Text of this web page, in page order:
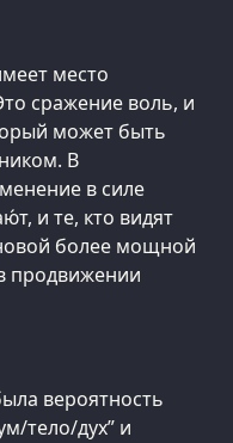
место
сражение воль, и
может быть
В
в силе
и те, кто видят
более мощной
продвижении
вероятность
тело/дух” и